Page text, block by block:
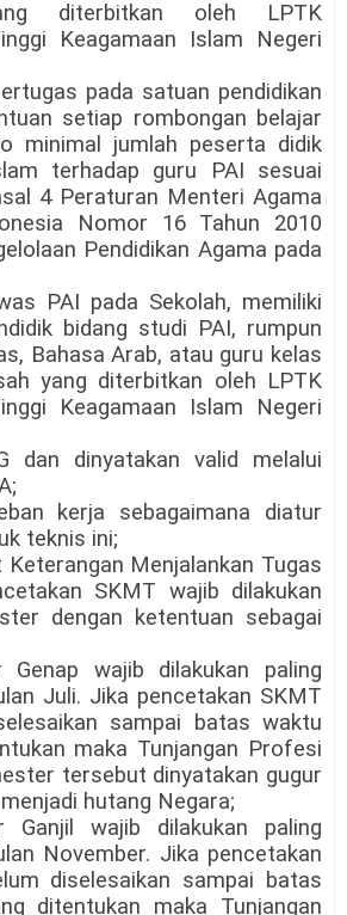
diterbitkan oleh LPTK
Keagamaan Islam Negeri
pada satuan pendidikan
setiap rombongan belajar
minimal jumlah peserta didik
terhadap guru PAI sesuai
4 Peraturan Menteri Agama
Nomor 16 Tahun 2010
Pendidikan Agama pada
PAI pada Sekolah, memiliki
bidang studi PAI, rumpun
Bahasa Arab, atau guru kelas
yang diterbitkan oleh LPTK
Keagamaan Islam Negeri
dan dinyatakan valid melalui
kerja sebagaimana diatur
teknis ini;
Menjalankan Tugas
SKMT wajib dilakukan
dengan ketentuan sebagai
Genap wajib dilakukan paling
Juli. Jika pencetakan SKMT
sampai batas waktu
maka Tunjangan Profesi
tersebut dinyatakan gugur
hutang Negara;
Ganjil wajib dilakukan paling
November. Jika pencetakan
diselesaikan sampai batas
ditentukan maka Tunjangan